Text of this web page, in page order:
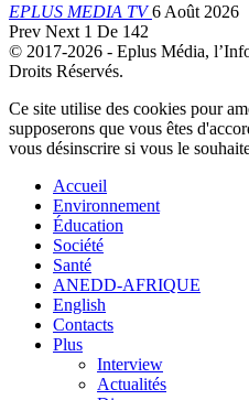
EPLUS MEDIA TV6 Août 2026
Prev Next 1 De 142
© 2017-2026 - Eplus Média,
Droits Réservés.
Ce site utilise des cookies pour
supposerons que vous êtes
vous désinscrire si vous le
Accueil
Environnement
Éducation
Société
Santé
ANEDD-AFRIQUE
English
Contacts
Plus
Interview
Actualités